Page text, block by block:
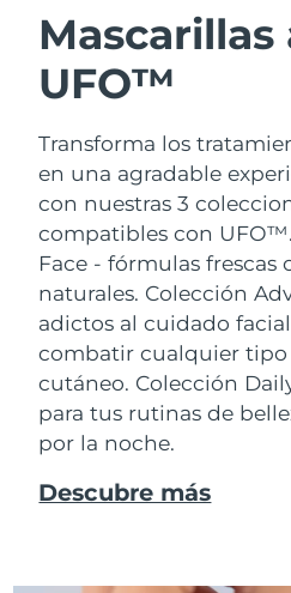
Mascarillas
UFO™
Transforma los
en una agradable
con nuestras 3
compatibles con UFO™.
Face - fórmulas
naturales. Colección
adictos al cuidado
combatir cualquier
cutáneo. Colección
para tus rutinas de
por la noche.
Descubre más